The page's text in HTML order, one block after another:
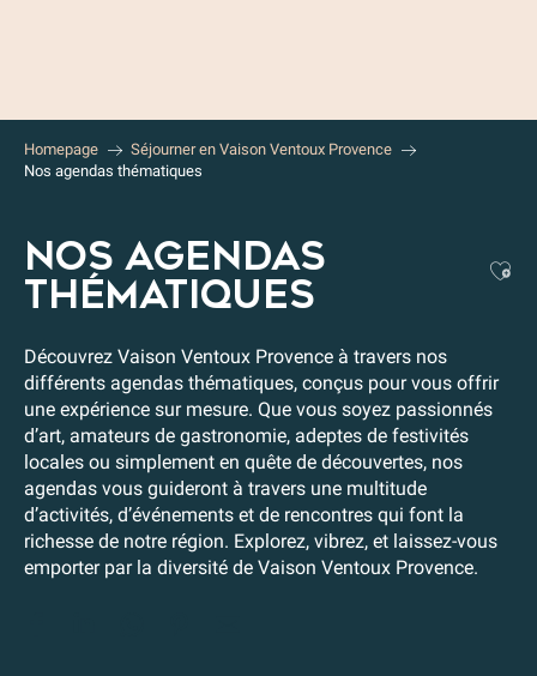
Homepage
Séjourner en Vaison Ventoux Provence
Nos agendas thématiques
NOS AGENDAS
THÉMATIQUES
Découvrez Vaison Ventoux Provence à travers nos
différents agendas thématiques, conçus pour vous offrir
une expérience sur mesure. Que vous soyez passionnés
d’art, amateurs de gastronomie, adeptes de festivités
locales ou simplement en quête de découvertes, nos
agendas vous guideront à travers une multitude
d’activités, d’événements et de rencontres qui font la
richesse de notre région. Explorez, vibrez, et laissez-vous
emporter par la diversité de Vaison Ventoux Provence.